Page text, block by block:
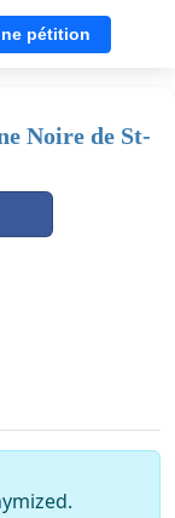
pétition
Noire de St-